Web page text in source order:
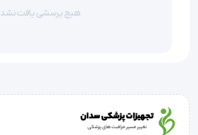
به آرایش پرداخت.
هیچ پرسشی یافت نشد